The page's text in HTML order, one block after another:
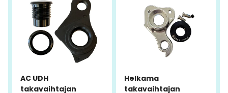
AC UDH
takavaihtajan
Helkama
takavaihtajan